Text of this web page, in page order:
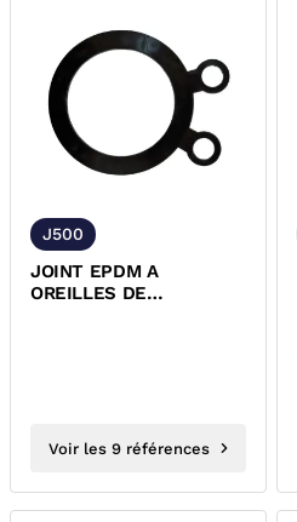
J500
JOINT EPDM A
OREILLES DE
Voir les 9 références